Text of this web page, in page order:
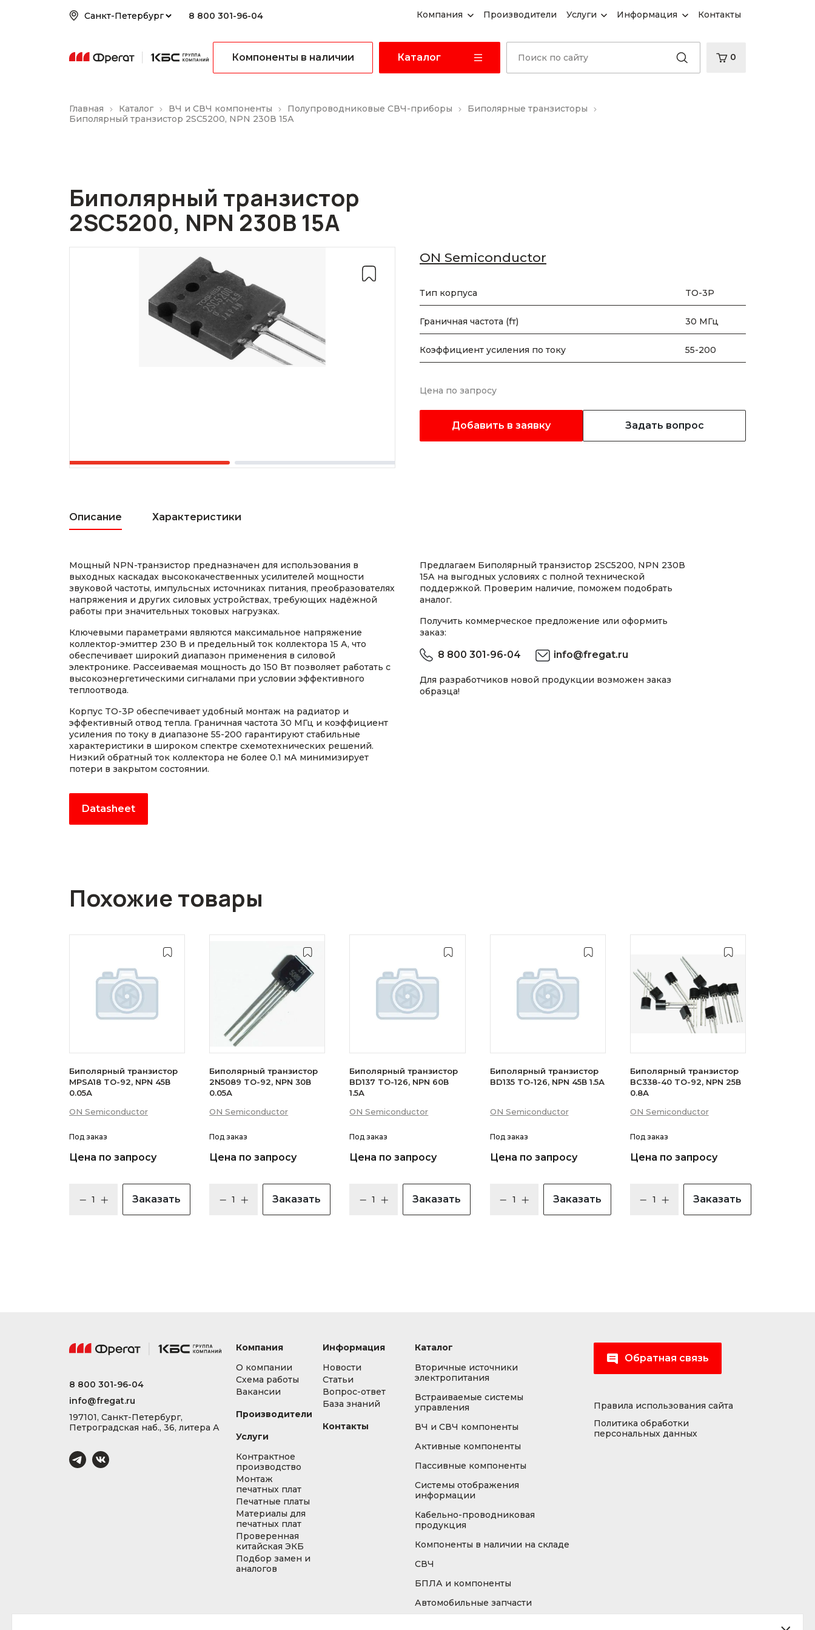
8 800 301-96-04 Компания Производители Услуги Информация Контакты
Компоненты в наличии Каталог 0
Главная Каталог ВЧ и СВЧ компоненты Полупроводниковые СВЧ-приборы
Биполярные транзисторы
Биполярный транзистор 2SC5200, NPN 230В 15А
Биполярный транзистор
2SC5200, NPN 230В 15А
ON Semiconductor
Тип корпуса TO-3P
Граничная частота (fт) 30 МГц
Коэффициент усиления по току 55-200
Цена по запросу
Добавить в заявку Задать вопрос
Описание Характеристики
Мощный NPN-транзистор предназначен для использования в
выходных каскадах высококачественных усилителей мощности
звуковой частоты, импульсных источниках питания, преобразователях
напряжения и других силовых устройствах, требующих надёжной
работы при значительных токовых нагрузках.
Ключевыми параметрами являются максимальное напряжение
коллектор-эмиттер 230 В и предельный ток коллектора 15 А, что
обеспечивает широкий диапазон применения в силовой
электронике. Рассеиваемая мощность до 150 Вт позволяет работать с
высокоэнергетическими сигналами при условии эффективного
теплоотвода.
Корпус TO-3P обеспечивает удобный монтаж на радиатор и
эффективный отвод тепла. Граничная частота 30 МГц и коэффициент
усиления по току в диапазоне 55-200 гарантируют стабильные
характеристики в широком спектре схемотехнических решений.
Низкий обратный ток коллектора не более 0.1 мА минимизирует
потери в закрытом состоянии.
Datasheet
Предлагаем Биполярный транзистор 2SC5200, NPN 230В
15А на выгодных условиях с полной технической
поддержкой. Проверим наличие, поможем подобрать
аналог.
Получить коммерческое предложение или оформить
заказ:
8 800 301-96-04 info@fregat.ru
Для разработчиков новой продукции возможен заказ
образца!
Похожие товары
Биполярный транзистор
MPSA18 TO-92, NPN 45В
0.05А
ON Semiconductor
Под заказ
Цена по запросу
Заказать
Биполярный транзистор
2N5089 TO-92, NPN 30В
0.05А
ON Semiconductor
Под заказ
Цена по запросу
Заказать
Биполярный транзистор
BD137 TO-126, NPN 60В
1.5А
ON Semiconductor
Под заказ
Цена по запросу
Заказать
Биполярный транзистор
BD135 TO-126, NPN 45В 1.5А
ON Semiconductor
Под заказ
Цена по запросу
Заказать
Биполярный транзистор
BC338-40 TO-92, NPN 25В
0.8А
ON Semiconductor
Под заказ
Цена по запросу
Заказать
8 800 301-96-04
info@fregat.ru
197101, Санкт-Петербург,
Петроградская наб., 36, литера А
Компания
О компании
Схема работы
Вакансии
Производители
Услуги
Контрактное
производство
Монтаж
печатных плат
Печатные платы
Материалы для
печатных плат
Проверенная
китайская ЭКБ
Подбор замен и
аналогов
Информация
Новости
Статьи
Вопрос-ответ
База знаний
Контакты
Каталог
Вторичные источники
электропитания
Встраиваемые системы
управления
ВЧ и СВЧ компоненты
Активные компоненты
Пассивные компоненты
Системы отображения
информации
Кабельно-проводниковая
продукция
Компоненты в наличии на складе
СВЧ
БПЛА и компоненты
Автомобильные запчасти
Обратная связь
Правила использования сайта
Политика обработки
персональных данных